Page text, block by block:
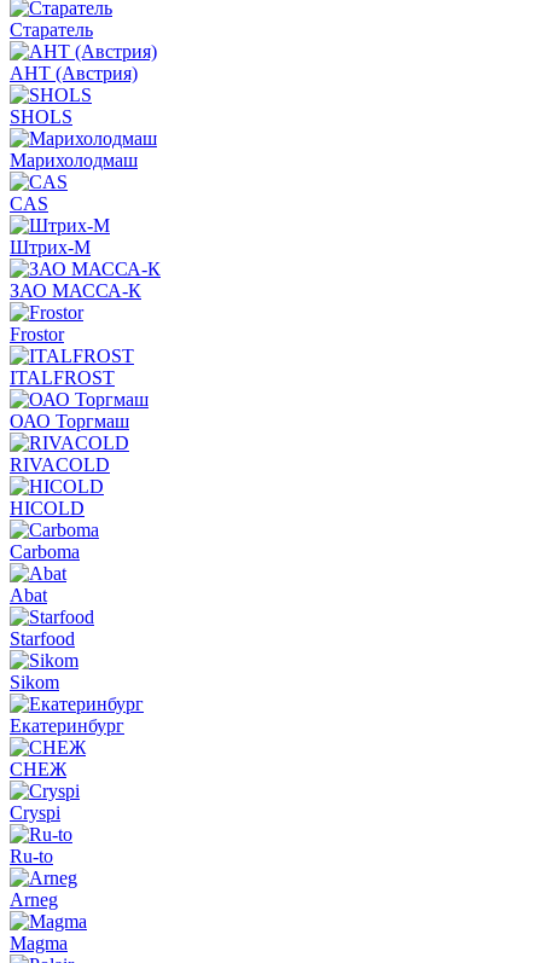
Старатель
АНТ (Австрия)
SHOLS
Марихолодмаш
CAS
Штрих-М
ЗАО МАССА-К
Frostor
ITALFROST
ОАО Торгмаш
RIVACOLD
HICOLD
Carboma
Abat
Starfood
Sikom
Екатеринбург
СНЕЖ
Cryspi
Ru-to
Arneg
Magma